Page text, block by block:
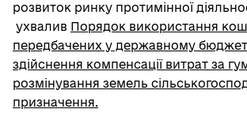
розвиток ринку протимінної
ухвалив Порядок використання
передбачених у державному
здійснення компенсації витрат за
розмінування земель
призначення.